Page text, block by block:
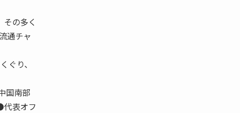
の多く
通チャ
ぐり、
国南部
表オフ